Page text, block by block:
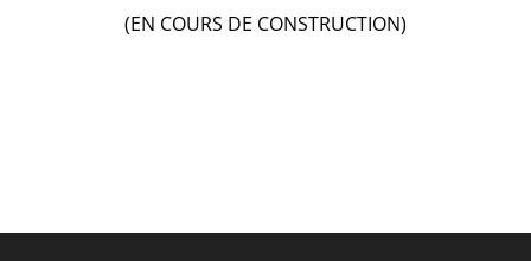
(EN COURS DE CONSTRUCTION)